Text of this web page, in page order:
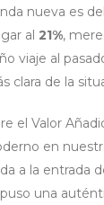
nueva es del
al 21%,
viaje al
clara de la
el Valor
en
a la entrada
una